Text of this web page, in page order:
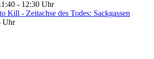
- 12:30 Uhr
Kill - Zeitachse des Todes: Sackgassen
Uhr